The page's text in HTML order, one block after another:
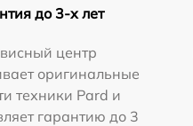
до 3-х лет
центр
оригинальные
техники Pard и
гарантию до 3